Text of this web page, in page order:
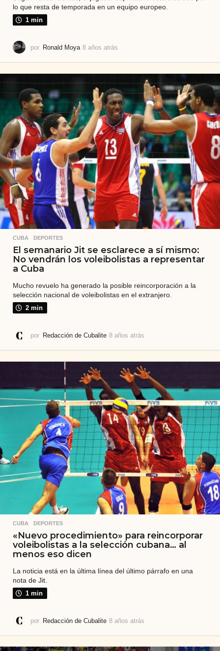
lo que resta de temporada en un equipo europeo.
1 min
por Ronald Moya 8 años atrás
o
s
a
t
r
á
s
CUBA ,DEPORTES
El semanario Jit se esclarece a sí mismo:
No vendrán los voleibolistas a representar
a Cuba
Mucho revuelo ha generado la posible reincorporación a la
selección nacional de voleibolistas en el extranjero.
2 min
por Redacción de Cubalite 8 años atrás
o
s
t
r
á
s
CUBA ,DEPORTES
«Nuevo procedimiento» para reincorporar
voleibolistas a la selección cubana… al
menos eso dicen
La noticia está en la última línea del último párrafo en una
nota de Jit.
1 min
por Redacción de Cubalite 8 años atrás
o